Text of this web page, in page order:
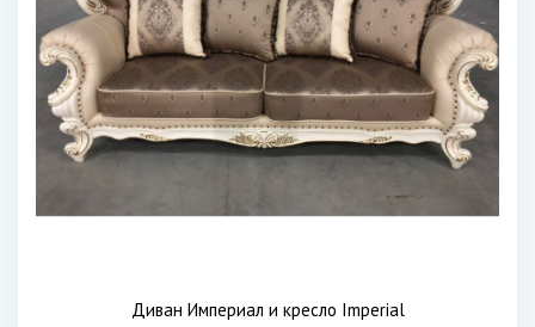
Диван Империал и кресло Imperial